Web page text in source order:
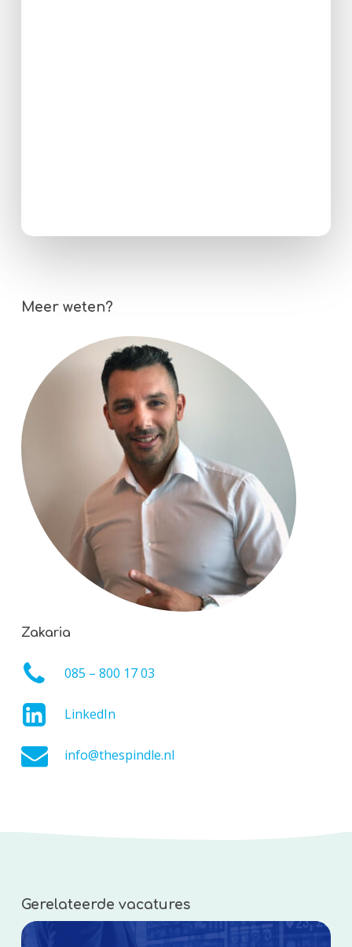
Meer weten?
Zakaria
085 – 800 17 03
LinkedIn
info@thespindle.nl
Gerelateerde vacatures